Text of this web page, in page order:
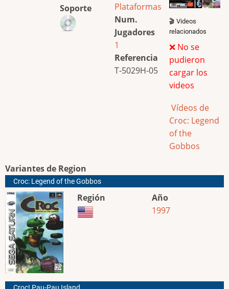
Soporte
Plataformas
Num.
Jugadores
1
Referencia
T-5029H-05
🎬 Videos
relacionados
❌ No se
pudieron
cargar los
videos
Vídeos de
Croc: Legend
of the
Gobbos
Variantes de Region
Croc: Legend of the Gobbos
Región
Año
1997